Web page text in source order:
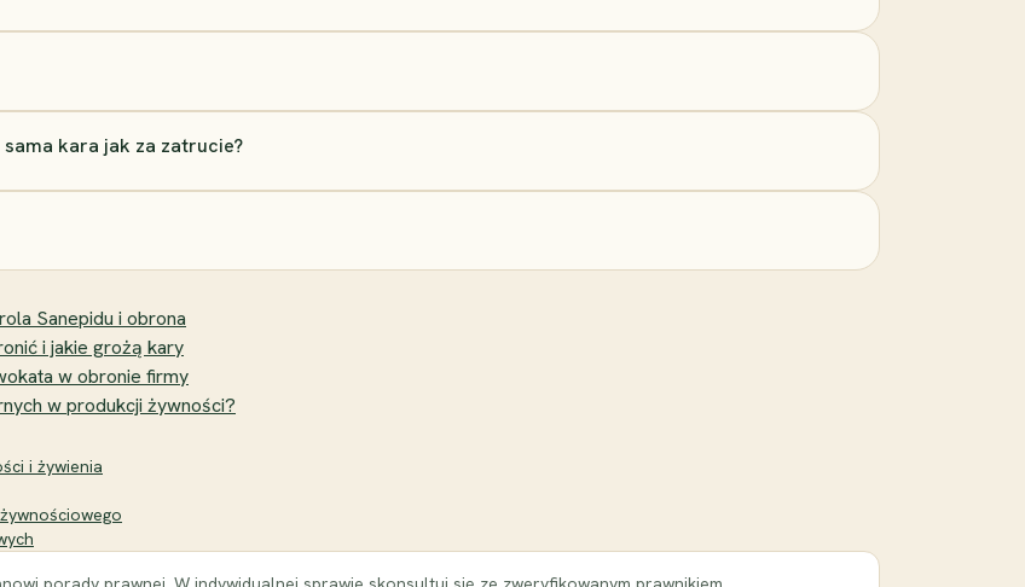
kara jak za zatrucie?
Sanepidu i obrona
i jakie grożą kary
w obronie firmy
w produkcji żywności?
i żywienia